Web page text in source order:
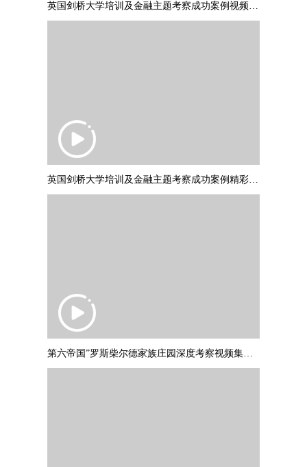
英国剑桥大学培训及金融主题考察成功案例视频 PART1
英国剑桥大学培训及金融主题考察成功案例精彩集锦 PART2
第六帝国”罗斯柴尔德家族庄园深度考察视频集锦，并与罗斯柴尔德爵士